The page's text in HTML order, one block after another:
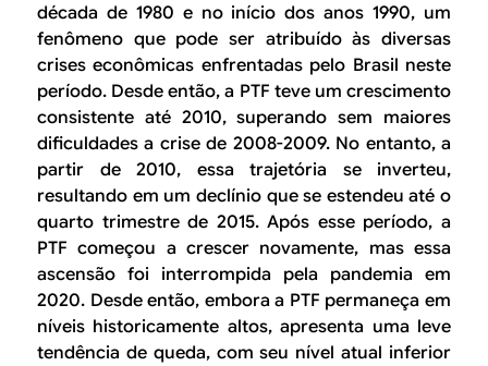
década de 1980 e no início dos anos 1990, um
fenômeno que pode ser atribuído às diversas
crises econômicas enfrentadas pelo Brasil neste
período. Desde então, a PTF teve um crescimento
consistente até 2010, superando sem maiores
dificuldades a crise de 2008-2009. No entanto, a
partir de 2010, essa trajetória se inverteu,
resultando em um declínio que se estendeu até o
quarto trimestre de 2015. Após esse período, a
PTF começou a crescer novamente, mas essa
ascensão foi interrompida pela pandemia em
2020. Desde então, embora a PTF permaneça em
níveis historicamente altos, apresenta uma leve
tendência de queda, com seu nível atual inferior